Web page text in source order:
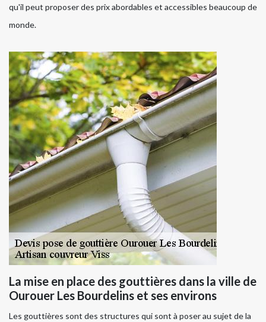
qu'il peut proposer des prix abordables et accessibles beaucoup de
monde.
La mise en place des gouttières dans la ville de
Ourouer Les Bourdelins et ses environs
Les gouttières sont des structures qui sont à poser au sujet de la